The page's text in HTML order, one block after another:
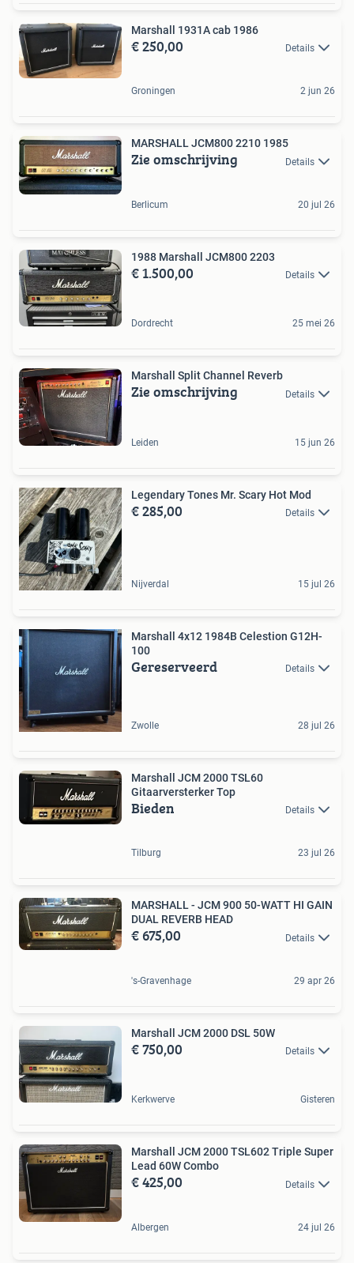
Marshall 1931A cab 1986
€ 250,00 Details
Groningen 2 jun 26
MARSHALL JCM800 2210 1985
Zie omschrijving Details
Berlicum 20 jul 26
1988 Marshall JCM800 2203
€ 1.500,00 Details
Dordrecht 25 mei 26
Marshall Split Channel Reverb
Zie omschrijving Details
Leiden 15 jun 26
Legendary Tones Mr. Scary Hot Mod
€ 285,00 Details
Nijverdal 15 jul 26
Marshall 4x12 1984B Celestion G12H-
100
Gereserveerd Details
Zwolle 28 jul 26
Marshall JCM 2000 TSL60
Gitaarversterker Top
Bieden Details
Tilburg 23 jul 26
MARSHALL - JCM 900 50-WATT HI GAIN
DUAL REVERB HEAD
€ 675,00 Details
's-Gravenhage 29 apr 26
Marshall JCM 2000 DSL 50W
€ 750,00 Details
Kerkwerve Gisteren
Marshall JCM 2000 TSL602 Triple Super
Lead 60W Combo
€ 425,00 Details
Albergen 24 jul 26